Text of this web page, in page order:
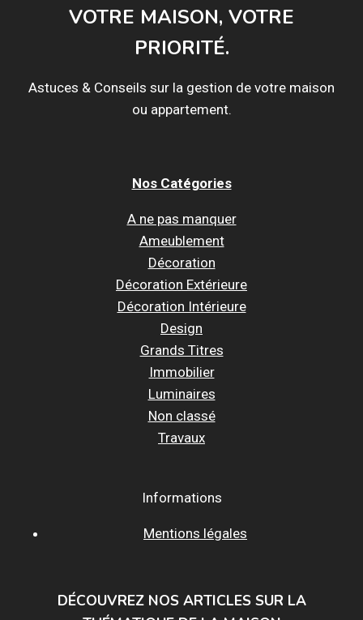
VOTRE MAISON, VOTRE
PRIORITÉ.
Astuces & Conseils sur la gestion de votre maison
ou appartement.
Nos Catégories
A ne pas manquer
Ameublement
Décoration
Décoration Extérieure
Décoration Intérieure
Design
Grands Titres
Immobilier
Luminaires
Non classé
Travaux
Informations
Mentions légales
DÉCOUVREZ NOS ARTICLES SUR LA